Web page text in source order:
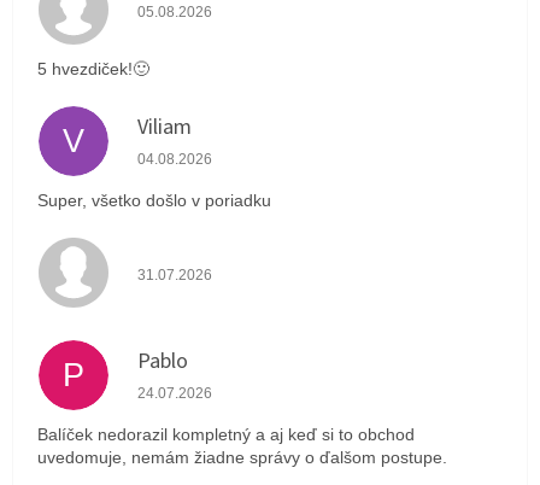
Hodnotenie obchodu je 5 z 5 hviezdičiek.
05.08.2026
5 hvezdiček!🙂
V Viliam
Hodnotenie obchodu je 5 z 5 hviezdičiek.
04.08.2026
Super, všetko došlo v poriadku
Hodnotenie obchodu je 4 z 5 hviezdičiek.
31.07.2026
P Pablo
Hodnotenie obchodu je 1 z 5 hviezdičiek.
24.07.2026
Balíček nedorazil kompletný a aj keď si to obchod
uvedomuje, nemám žiadne správy o ďalšom postupe.